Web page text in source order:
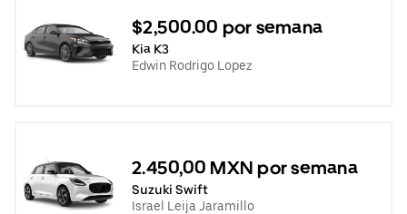
$2,500.00 por semana
Kia K3
Edwin Rodrigo Lopez
2.450,00 MXN por semana
Suzuki Swift
Israel Leija Jaramillo